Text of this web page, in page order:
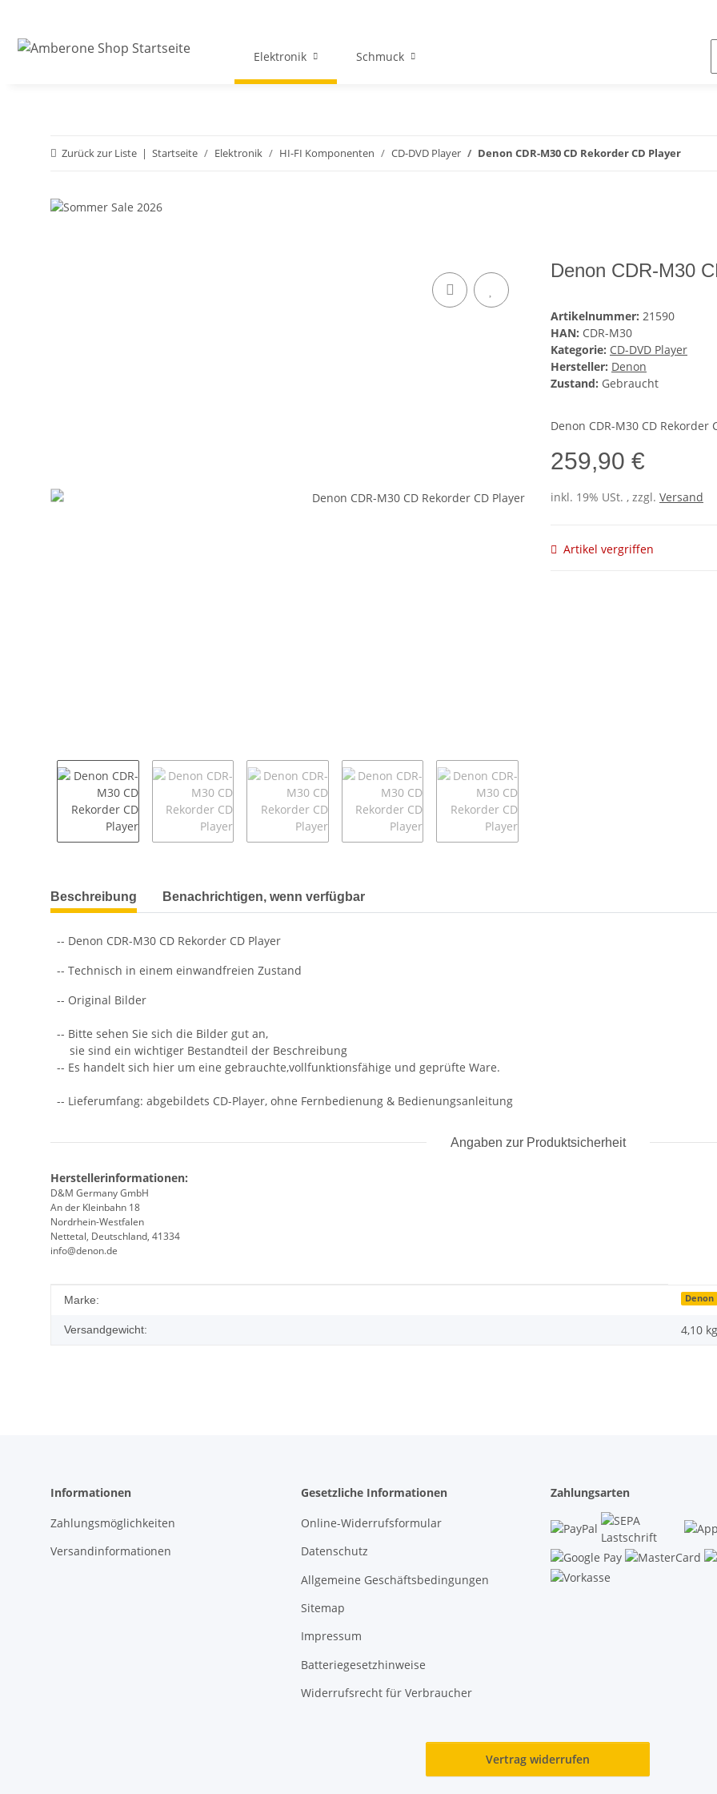
Elektronik Schmuck
Zurück zur Liste Startseite Elektronik HI-FI Komponenten CD-DVD Player Denon CDR-M30 CD Rekorder CD Player
Denon CDR-M30
Artikelnummer: 21590
HAN: CDR-M30
Kategorie: CD-DVD Player
Hersteller: Denon
Zustand: Gebraucht
Denon CDR-M30 CD Rekorder
259,90 €
inkl. 19% USt. , zzgl. Versand
Artikel vergriffen
weitere Registerkarten anzeigen
Beschreibung Benachrichtigen, wenn verfügbar
-- Denon CDR-M30 CD Rekorder CD Player
-- Technisch in einem einwandfreien Zustand
-- Original Bilder
-- Bitte sehen Sie sich die Bilder gut an,
sie sind ein wichtiger Bestandteil der Beschreibung
-- Es handelt sich hier um eine gebrauchte,vollfunktionsfähige und geprüfte Ware.
-- Lieferumfang: abgebildets CD-Player, ohne Fernbedienung & Bedienungsanleitung
Angaben zur Produktsicherheit
Herstellerinformationen:
D&M Germany GmbH
An der Kleinbahn 18
Nordrhein-Westfalen
Nettetal, Deutschland, 41334
info@denon.de
Produkteigenschaft
Wert
Marke: Denon
Versandgewicht: 4,10 kg
Informationen
Zahlungsmöglichkeiten
Versandinformationen
Gesetzliche Informationen
Online-Widerrufsformular
Datenschutz
Allgemeine Geschäftsbedingungen
Sitemap
Impressum
Batteriegesetzhinweise
Widerrufsrecht für Verbraucher
Zahlungsarten
Vertrag widerrufen